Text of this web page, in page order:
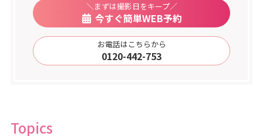
＼まずは撮影日をキープ／
今すぐ簡単WEB予約
お電話はこちらから
0120-442-753
Topics